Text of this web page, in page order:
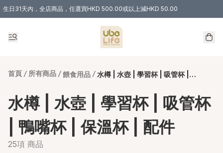
生日31天內，全店商品，任選買HKD 500.00或以上減HKD 50.00
購物滿 HKD 300.00即享免運費優惠！（適用於 特定的送貨方式 )
首頁 / 所有商品 / 餵食用品 / 水樽 | 水壺 | 學習杯 | 吸管杯 | 鴨嘴杯 | 保溫杯 | 配件
水樽 | 水壺 | 學習杯 | 吸管杯
| 鴨嘴杯 | 保溫杯 | 配件
25項 商品